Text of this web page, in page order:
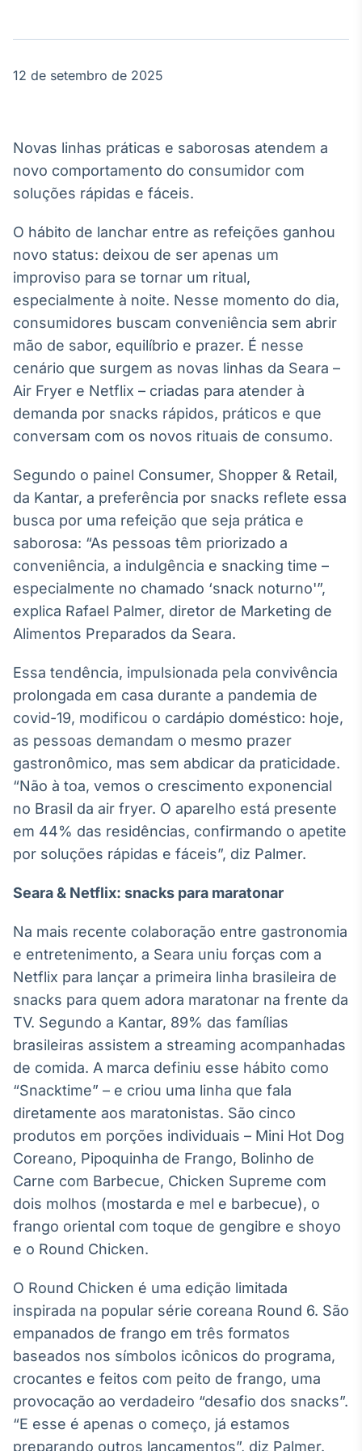
Tudo sobre o
Político
Os bastidores da
política em
Energia
O setor de
energia elétrica
Broadcast
White Label
Plataforma para
conteúdos
personalizados
Soluções de Dados
e Conteúdos
Broadcast
Plataforma para
negociação de
ativos
Broadcast
Datafeed
integração de
conteúdos e
dados
Broadcast
Ticker
headlines de
notícias
Broadcast
Componentes
funcionalidades
Broadcast
Wallboard
Conteúdos e
displays e telas
Broadcast
Curadoria
Curadoria de
conteúdos
noticiosos
Soluções de
Tecnologia
Broadcast
inteligente de
notícias e
conteúdos
Broadcast
plataforma para
analisar fundos
de investimento
no Brasil
12 de setembro de 2025
Novas linhas práticas e saborosas atendem a
novo comportamento do consumidor com
soluções rápidas e fáceis.
O hábito de lanchar entre as refeições ganhou
novo status: deixou de ser apenas um
improviso para se tornar um ritual,
especialmente à noite. Nesse momento do dia,
consumidores buscam conveniência sem abrir
mão de sabor, equilíbrio e prazer. É nesse
cenário que surgem as novas linhas da Seara –
Air Fryer e Netflix – criadas para atender à
demanda por snacks rápidos, práticos e que
conversam com os novos rituais de consumo.
Segundo o painel Consumer, Shopper & Retail,
da Kantar, a preferência por snacks reflete essa
busca por uma refeição que seja prática e
saborosa: “As pessoas têm priorizado a
conveniência, a indulgência e snacking time –
especialmente no chamado ‘snack noturno'”,
explica Rafael Palmer, diretor de Marketing de
Alimentos Preparados da Seara.
Essa tendência, impulsionada pela convivência
prolongada em casa durante a pandemia de
covid-19, modificou o cardápio doméstico: hoje,
as pessoas demandam o mesmo prazer
gastronômico, mas sem abdicar da praticidade.
“Não à toa, vemos o crescimento exponencial
no Brasil da air fryer. O aparelho está presente
em 44% das residências, confirmando o apetite
por soluções rápidas e fáceis”, diz Palmer.
Seara & Netflix: snacks para maratonar
Na mais recente colaboração entre gastronomia
e entretenimento, a Seara uniu forças com a
Netflix para lançar a primeira linha brasileira de
snacks para quem adora maratonar na frente da
TV. Segundo a Kantar, 89% das famílias
brasileiras assistem a streaming acompanhadas
de comida. A marca definiu esse hábito como
“Snacktime” – e criou uma linha que fala
diretamente aos maratonistas. São cinco
produtos em porções individuais – Mini Hot Dog
Coreano, Pipoquinha de Frango, Bolinho de
Carne com Barbecue, Chicken Supreme com
dois molhos (mostarda e mel e barbecue), o
frango oriental com toque de gengibre e shoyo
e o Round Chicken.
O Round Chicken é uma edição limitada
inspirada na popular série coreana Round 6. São
empanados de frango em três formatos
baseados nos símbolos icônicos do programa,
crocantes e feitos com peito de frango, uma
provocação ao verdadeiro “desafio dos snacks”.
“E esse é apenas o começo, já estamos
preparando outros lançamentos”, diz Palmer.